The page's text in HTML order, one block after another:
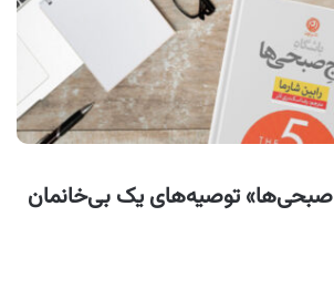
«باشگاه ۵ صبحی‌ها» توصیه‌های یک بی‌خانمان